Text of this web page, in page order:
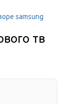
samsung
тв